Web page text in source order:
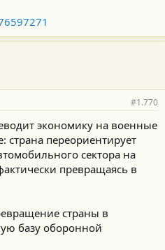
#1.770
экономику на военные
страна переориентирует
сектора на
превращаясь в
страны в
базу оборонной